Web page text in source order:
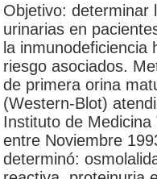
Objetivo: determinar
urinarias en
la
riesgo asociados.
de primera orina
(Western-Blot)
Instituto de Medicina
entre Noviembre
determinó: